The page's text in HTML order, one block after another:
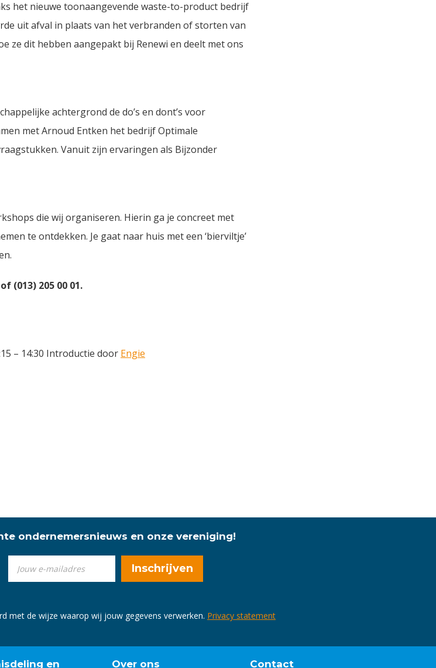
het nieuwe toonaangevende waste-to-product bedrijf
uit afval in plaats van het verbranden of storten van
ze dit hebben aangepakt bij Renewi en deelt met ons
achtergrond de do’s en dont’s voor
met Arnoud Entken het bedrijf Optimale
Vanuit zijn ervaringen als Bijzonder
die wij organiseren. Hierin ga je concreet met
te ontdekken. Je gaat naar huis met een ‘bierviltje’
(013) 205 00 01.
– 14:30 Introductie door Engie
ondernemersnieuws en onze vereniging!
met de wijze waarop wij jouw gegevens verwerken. Privacy statement
en Over ons Contact